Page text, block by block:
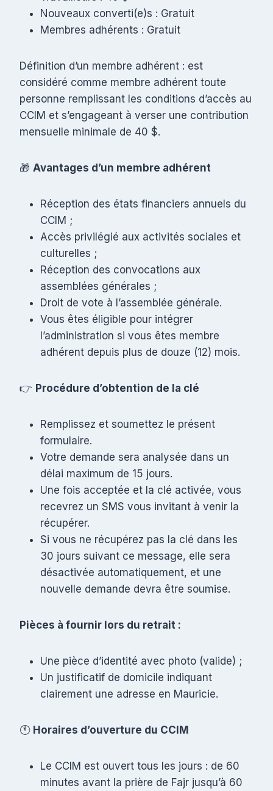
Nouveaux converti(e)s : Gratuit
Membres adhérents : Gratuit
Définition d’un membre adhérent : est
considéré comme membre adhérent toute
personne remplissant les conditions d’accès au
CCIM et s’engageant à verser une contribution
mensuelle minimale de 40 $.
🎁 Avantages d’un membre adhérent
Réception des états financiers annuels du
CCIM ;
Accès privilégié aux activités sociales et
culturelles ;
Réception des convocations aux
assemblées générales ;
Droit de vote à l’assemblée générale.
Vous êtes éligible pour intégrer
l’administration si vous êtes membre
adhérent depuis plus de douze (12) mois.
👉 Procédure d’obtention de la clé
Remplissez et soumettez le présent
formulaire.
Votre demande sera analysée dans un
délai maximum de 15 jours.
Une fois acceptée et la clé activée, vous
recevrez un SMS vous invitant à venir la
récupérer.
Si vous ne récupérez pas la clé dans les
30 jours suivant ce message, elle sera
désactivée automatiquement, et une
nouvelle demande devra être soumise.
Pièces à fournir lors du retrait :
Une pièce d’identité avec photo (valide) ;
Un justificatif de domicile indiquant
clairement une adresse en Mauricie.
🕚 Horaires d’ouverture du CCIM
Le CCIM est ouvert tous les jours : de 60
minutes avant la prière de Fajr jusqu’à 60